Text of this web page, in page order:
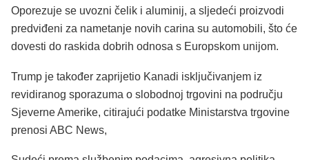
Oporezuje se uvozni čelik i aluminij, a sljedeći proizvodi
predviđeni za nametanje novih carina su automobili, što će
dovesti do raskida dobrih odnosa s Europskom unijom.
Trump je također zaprijetio Kanadi isključivanjem iz
revidiranog sporazuma o slobodnoj trgovini na području
Sjeverne Amerike, citirajući podatke Ministarstva trgovine
prenosi ABC News,